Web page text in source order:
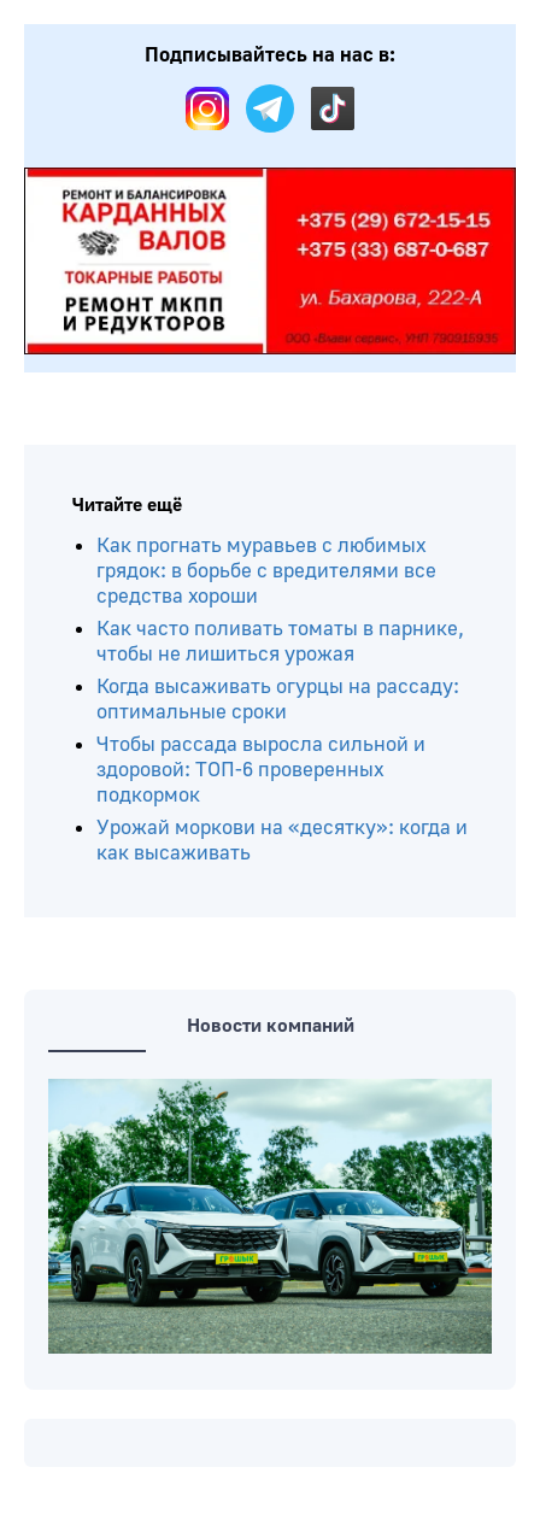
Подписывайтесь на нас в:
Читайте ещё
Как прогнать муравьев с любимых
грядок: в борьбе с вредителями все
средства хороши
Как часто поливать томаты в парнике,
чтобы не лишиться урожая
Когда высаживать огурцы на рассаду:
оптимальные сроки
Чтобы рассада выросла сильной и
здоровой: ТОП-6 проверенных
подкормок
Урожай моркови на «десятку»: когда и
как высаживать
Новости компаний